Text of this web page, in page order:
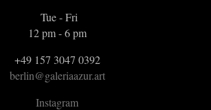
Tue - Fri
12 pm - 6 pm
+49 157 3047 0392
berlin@galeriaazur.art
Instagram